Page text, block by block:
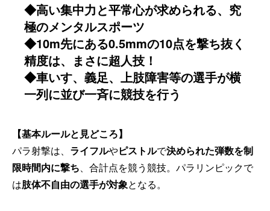
◆高い集中力と平常心が求められる、究
極のメンタルスポーツ
◆10m先にある0.5mmの10点を撃ち抜く
精度は、まさに超人技！
◆車いす、義足、上肢障害等の選手が横
一列に並び一斉に競技を行う
【基本ルールと見どころ】
パラ射撃は、 ライフルやピストルで決められた弾数を制
限時間内に撃ち、合計点を競う競技。パラリンピックで
は肢体不自由の選手が対象となる。